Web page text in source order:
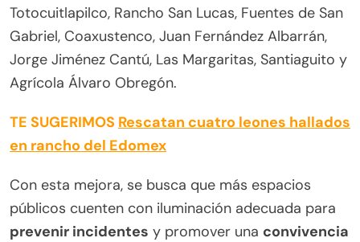
Totocuitlapilco, Rancho San Lucas, Fuentes de San
Gabriel, Coaxustenco, Juan Fernández Albarrán,
Jorge Jiménez Cantú, Las Margaritas, Santiaguito y
Agrícola Álvaro Obregón.
TE SUGERIMOS Rescatan cuatro leones hallados
en rancho del Edomex
Con esta mejora, se busca que más espacios
públicos cuenten con iluminación adecuada para
prevenir incidentes y promover una convivencia